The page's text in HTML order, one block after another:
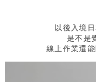
以後入境
是不是
線上作業還